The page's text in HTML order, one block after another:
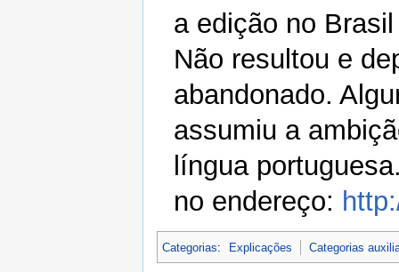
a edição no
Não resultou e
abandonado.
assumiu a
língua
no endereço:
Categorias: Explicações Categorias